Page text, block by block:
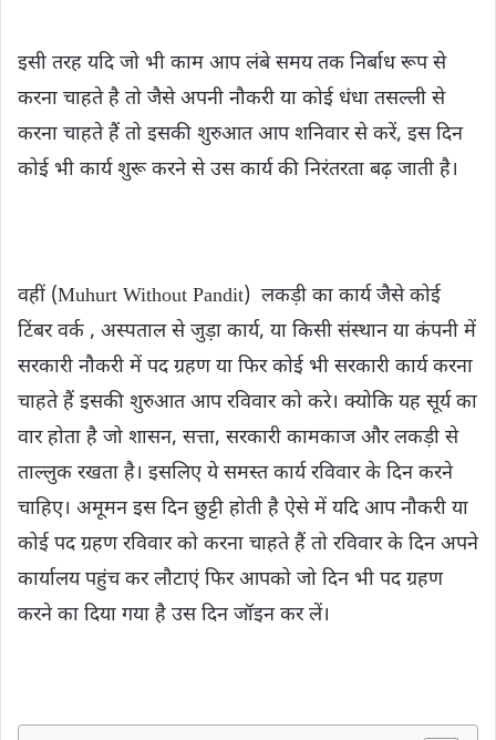
इसी तरह यदि जो भी काम आप लंबे समय तक निर्बाध रूप से
करना चाहते है तो जैसे अपनी नौकरी या कोई धंधा तसल्ली से
करना चाहते हैं तो इसकी शुरुआत आप शनिवार से करें, इस दिन
कोई भी कार्य शुरू करने से उस कार्य की निरंतरता बढ़ जाती है।
वहीं (Muhurt Without Pandit) लकड़ी का कार्य जैसे कोई
टिंबर वर्क , अस्पताल से जुड़ा कार्य, या​ किसी संस्थान या कंपनी में
सरकारी नौकरी में पद ग्रहण या फिर कोई भी सरकारी कार्य करना
चाहते हैं इसकी शुरुआत आप ​रविवार को करे। क्योकि यह सूर्य का
वार होता है जो शासन, सत्ता, सरकारी कामकाज और लकड़ी से
ताल्लुक रखता है। इसलिए ये समस्त कार्य रविवार के दिन करने
चाहिए। अमूमन इस दिन छुट्टी होती है ऐसे में यदि आप नौकरी या
कोई पद ग्रहण रविवार को करना चाहते हैं तो रविवार के दिन अपने
कार्यालय पहुंच कर लौटाएं फिर आपको जो दिन भी पद ग्रहण
करने का दिया गया है उस दिन जॉइन कर लें।